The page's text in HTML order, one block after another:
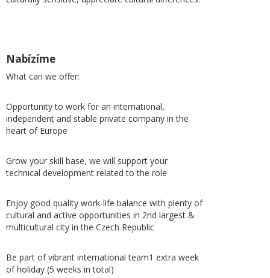
Nabízíme
What can we offer:
Opportunity to work for an international,
independent and stable private company in the
heart of Europe
Grow your skill base, we will support your
technical development related to the role
Enjoy good quality work-life balance with plenty of
cultural and active opportunities in 2nd largest &
multicultural city in the Czech Republic
Be part of vibrant international team1 extra week
of holiday (5 weeks in total)